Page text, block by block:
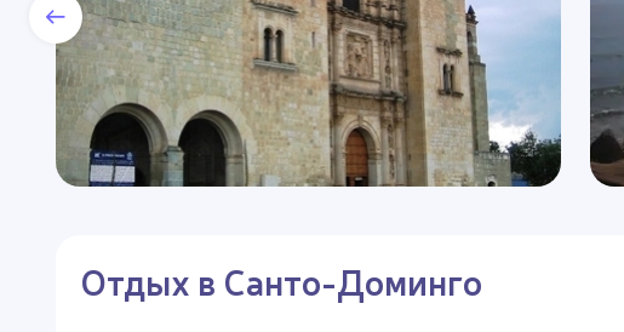
Отдых в Санто-Доминго